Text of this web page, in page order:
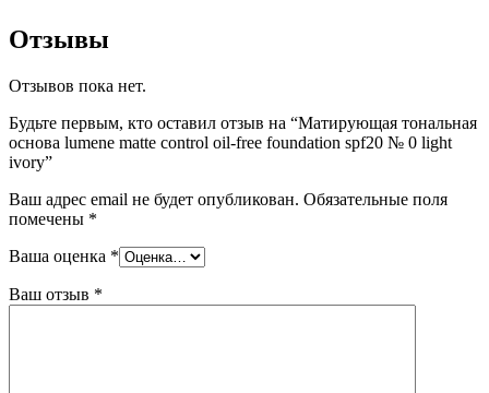
Отзывы
Отзывов пока нет.
Будьте первым, кто оставил отзыв на “Матирующая тональная
основа lumene matte control oil-free foundation spf20 № 0 light
ivory”
Ваш адрес email не будет опубликован. Обязательные поля
помечены *
Ваша оценка *
Ваш отзыв *